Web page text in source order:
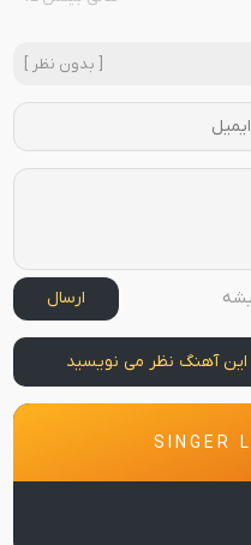
[ بدون نظر ]
ارسال
این آهنگ نظر می نویسید
SINGER